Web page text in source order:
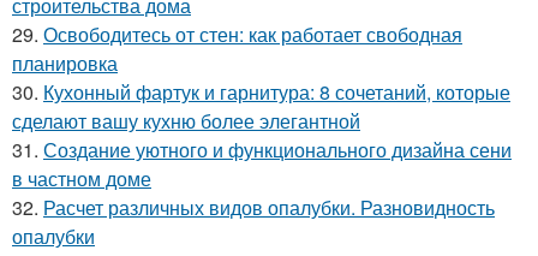
29. Освободитесь от стен: как работает свободная
планировка
30. Кухонный фартук и гарнитура: 8 сочетаний, которые
сделают вашу кухню более элегантной
31. Создание уютного и функционального дизайна сени
в частном доме
32. Расчет различных видов опалубки. Разновидность
опалубки